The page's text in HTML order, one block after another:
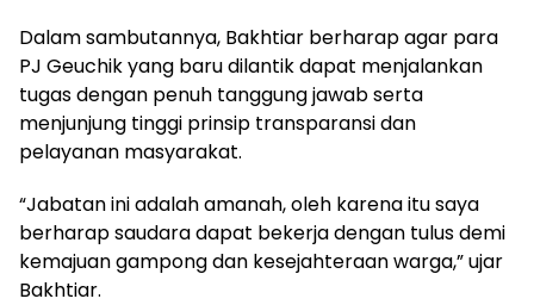
Dalam sambutannya, Bakhtiar berharap agar para
PJ Geuchik yang baru dilantik dapat menjalankan
tugas dengan penuh tanggung jawab serta
menjunjung tinggi prinsip transparansi dan
pelayanan masyarakat.
“Jabatan ini adalah amanah, oleh karena itu saya
berharap saudara dapat bekerja dengan tulus demi
kemajuan gampong dan kesejahteraan warga,” ujar
Bakhtiar.